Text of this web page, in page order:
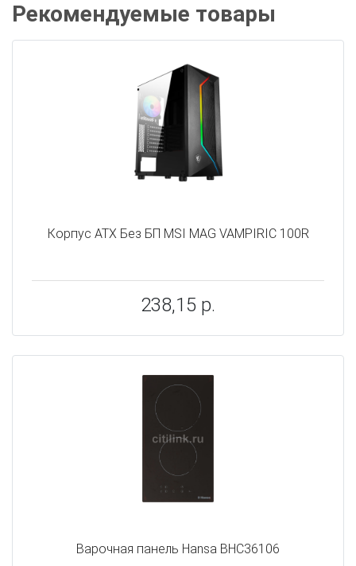
Рекомендуемые товары
Корпус ATX Без БП MSI MAG VAMPIRIC 100R
238,15 р.
Варочная панель Hansa BHC36106